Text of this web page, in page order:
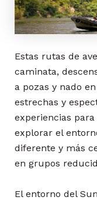
Estas rutas de
caminata,
a pozas y nado
estrechas y
experiencias
explorar el
diferente y más
en grupos
El entorno del